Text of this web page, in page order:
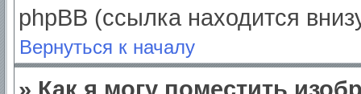
phpBB (ссылка находится
Вернуться к началу